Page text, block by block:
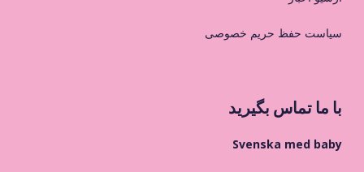
سیاست حفظ حریم خصوصی
با ما تماس بگیرید
Svenska med baby